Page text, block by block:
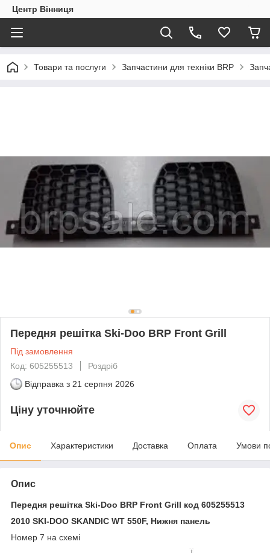
Центр Вінниця
Товари та послуги Запчастини для техніки BRP
Передня решітка Ski-Doo BRP Front Grill
Під замовлення
Код: 605255513
Роздріб
Відправка з 21 серпня 2026
Ціну уточнюйте
Опис Характеристики Доставка Оплата Умови
Опис
Передня решітка Ski-Doo BRP Front Grill код 605255513
2010 SKI-DOO SKANDIC WT 550F, Нижня панель
Номер 7 на схемі